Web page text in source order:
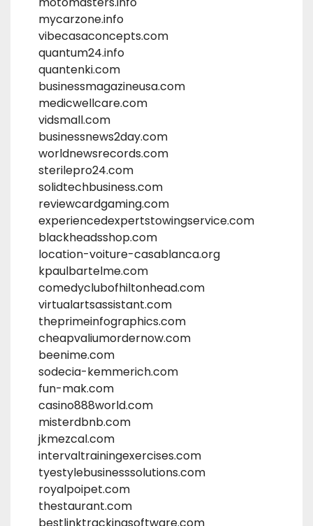
mycarzone.info
vibecasaconcepts.com
quantum24.info
quantenki.com
businessmagazineusa.com
medicwellcare.com
vidsmall.com
businessnews2day.com
worldnewsrecords.com
sterilepro24.com
solidtechbusiness.com
reviewcardgaming.com
experiencedexpertstowingservice.com
blackheadsshop.com
location-voiture-casablanca.org
kpaulbartelme.com
comedyclubofhiltonhead.com
virtualartsassistant.com
theprimeinfographics.com
cheapvaliumordernow.com
beenime.com
sodecia-kemmerich.com
fun-mak.com
casino888world.com
misterdbnb.com
jkmezcal.com
intervaltrainingexercises.com
tyestylebusinesssolutions.com
royalpoipet.com
thestaurant.com